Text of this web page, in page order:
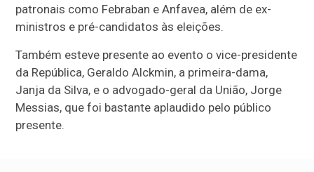
patronais como Febraban e Anfavea, além de ex-
ministros e pré-candidatos às eleições.
Também esteve presente ao evento o vice-presidente
da República, Geraldo Alckmin, a primeira-dama,
Janja da Silva, e o advogado-geral da União, Jorge
Messias, que foi bastante aplaudido pelo público
presente.